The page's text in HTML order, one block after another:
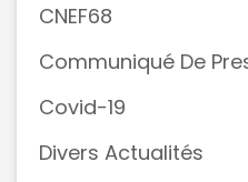
CNEF68
Communiqué De
Covid-19
Divers Actualités